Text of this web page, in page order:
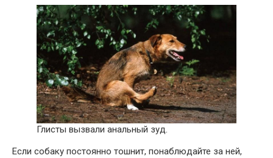
Глисты вызвали анальный зуд.
Если собаку постоянно тошнит, понаблюдайте за ней,